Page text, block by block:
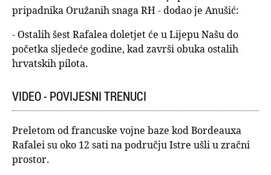
pripadnika Oružanih snaga RH - dodao je Anušić:
- Ostalih šest Rafalea doletjet će u Lijepu Našu do
početka sljedeće godine, kad završi obuka ostalih
hrvatskih pilota.
VIDEO - POVIJESNI TRENUCI
Preletom od francuske vojne baze kod Bordeauxa
Rafalei su oko 12 sati na području Istre ušli u zračni
prostor.